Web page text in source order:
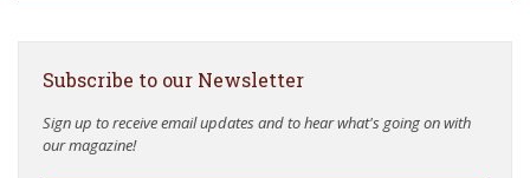
Subscribe to our Newsletter
Sign up to receive email updates and to hear what's going on with
our magazine!